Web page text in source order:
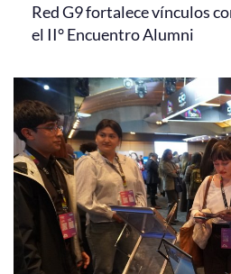
Red G9 fortalece vínculos
el II° Encuentro Alumni